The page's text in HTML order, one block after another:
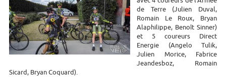
de Terre (Julien Duval,
Romain Le Roux, Bryan
Alaphilippe, Benoît Sinner)
et 5 coureurs Direct
Energie (Angelo Tulik,
Julien Morice, Fabrice
Jeandesboz, Romain
Sicard, Bryan Coquard).